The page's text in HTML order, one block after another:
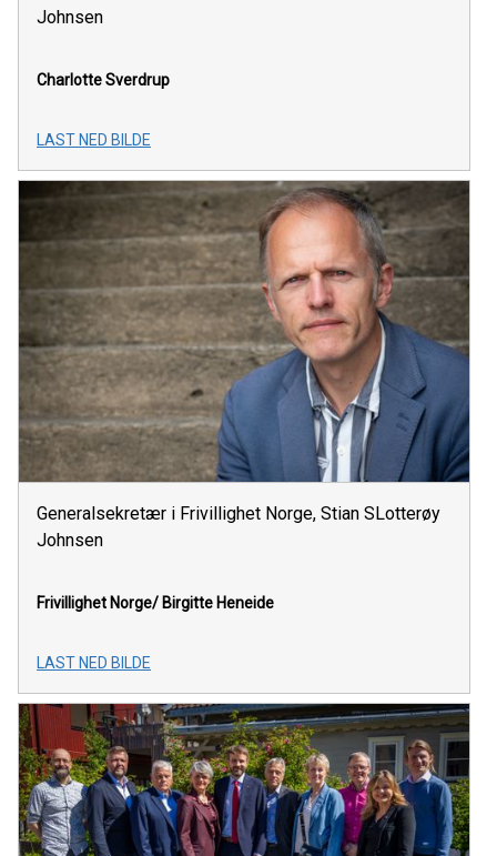
Johnsen
Charlotte Sverdrup
LAST NED BILDE
Generalsekretær i Frivillighet Norge, Stian SLotterøy
Johnsen
Frivillighet Norge/ Birgitte Heneide
LAST NED BILDE